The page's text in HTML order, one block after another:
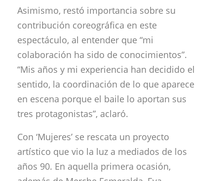
Asimismo, restó importancia sobre su
contribución coreográfica en este
espectáculo, al entender que “mi
colaboración ha sido de conocimientos”.
“Mis años y mi experiencia han decidido el
sentido, la coordinación de lo que aparece
en escena porque el baile lo aportan sus
tres protagonistas”, aclaró.
Con ‘Mujeres’ se rescata un proyecto
artístico que vio la luz a mediados de los
años 90. En aquella primera ocasión,